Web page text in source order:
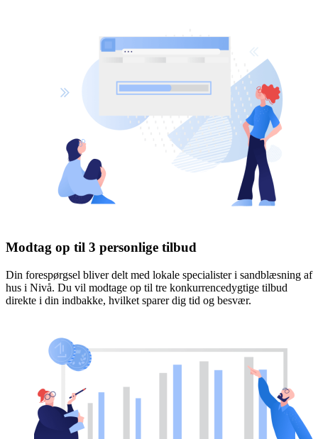
Modtag op til 3 personlige tilbud
Din forespørgsel bliver delt med lokale specialister i sandblæsning af
hus i Nivå. Du vil modtage op til tre konkurrencedygtige tilbud
direkte i din indbakke, hvilket sparer dig tid og besvær.